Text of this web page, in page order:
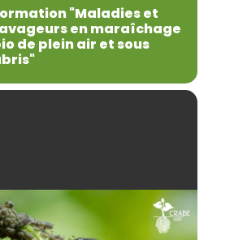
"Maladies et
en maraîchage
de plein air et sous